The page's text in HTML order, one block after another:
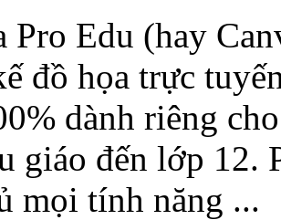
Pro Edu (hay
đồ họa trực
dành riêng
giáo đến lớp 12.
mọi tính năng ...